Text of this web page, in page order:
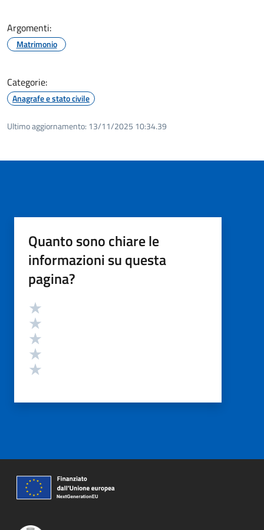
Argomenti:
Matrimonio
Categorie:
Anagrafe e stato civile
Ultimo aggiornamento: 13/11/2025 10:34.39
Quanto sono chiare le
informazioni su questa
pagina?
Valutazione